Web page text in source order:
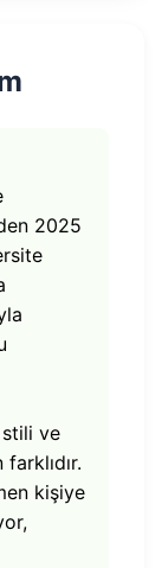
2025
ve
kişiye